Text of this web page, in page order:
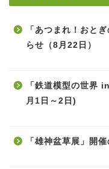
「あつまれ！おと
らせ（8月22日）
「鉄道模型の世界
月1日～2日)
「雄神盆草展」開